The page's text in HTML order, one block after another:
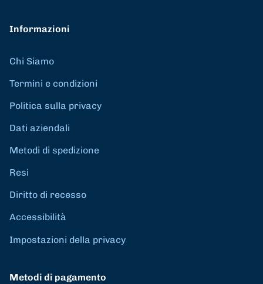
Informazioni
Chi Siamo
Termini e condizioni
Politica sulla privacy
Dati aziendali
Metodi di spedizione
Resi
Diritto di recesso
Accessibilità
Impostazioni della privacy
Metodi di pagamento